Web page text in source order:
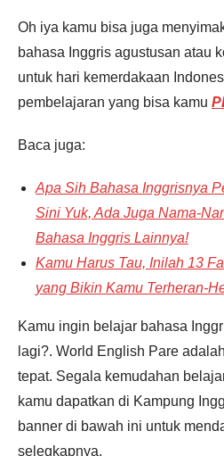
Oh iya kamu bisa juga
bahasa Inggris agustusan atau
untuk hari kemerdakaan
pembelajaran yang bisa kamu
Baca juga:
Apa Sih Bahasa Inggrisnya
Sini Yuk, Ada Juga Nama-
Bahasa Inggris Lainnya!
Kamu Harus Tau, Inilah 13
yang Bikin Kamu Terheran-
Kamu ingin belajar bahasa
lagi?. World English Pare
tepat. Segala kemudahan
kamu dapatkan di Kampung
banner di bawah ini untuk
selegkapnya.